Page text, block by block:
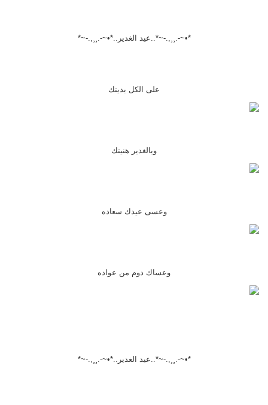
*•~-.¸¸,.-~*..عيد الغدير..*•~-.¸¸,.-~*
على الكل بديتك
وبالغدير هنيتك
وعسى عيدك سعاده
وعساك دوم من عواده
*•~-.¸¸,.-~*..عيد الغدير..*•~-.¸¸,.-~*